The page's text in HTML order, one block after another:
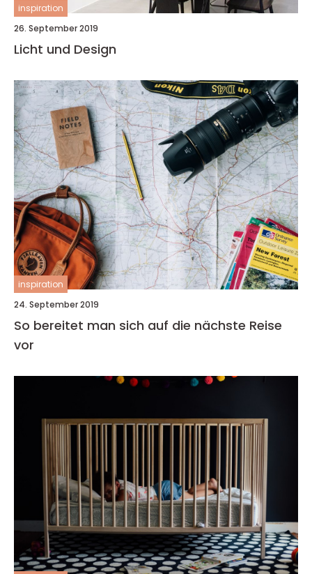
inspiration
26. September 2019
Licht und Design
inspiration
24. September 2019
So bereitet man sich auf die nächste Reise
vor